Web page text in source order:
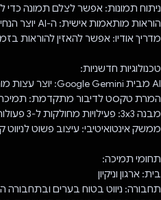
ניתוח תמונות: אפשר לצלם תמונה
הוראות מותאמות אישית: ה-AI יוצר הנחיות ספציפיות
מדריך אודיו: אפשר להאזין להוראות
טכנולוגיות חדשניות:
AI מבית Google Gemini: יוצר עצות מותאמות אישית
המרת טקסט לדיבור מתקדמת: תמיכה
מבנה 3x3: פעילויות מחולקות ל-3 פעולות, כל אחת עם 3 שלבים
ממשק אינטואיטיבי: עיצוב פשוט לניווט
תחומי תמיכה:
בית: ארגון וניקיון
תחבורה: ניווט בטוח בערים ובתחבורה